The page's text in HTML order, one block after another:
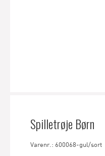
Spilletrøje Børn
Varenr.: 600068-gul/sort